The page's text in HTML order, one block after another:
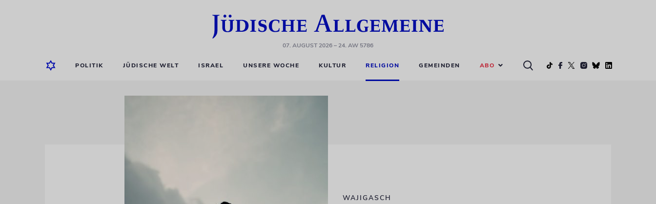
07. AUGUST 2026– 24. AW 5786
POLITIK JÜDISCHE WELT ISRAEL UNSERE WOCHE KULTUR RELIGION GEMEINDEN ABO
WAJIGASCH